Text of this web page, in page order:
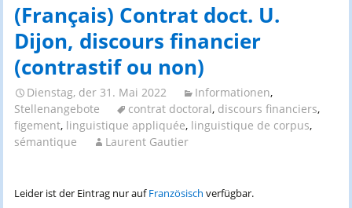
(Français) Contrat doct. U.
Dijon, discours financier
(contrastif ou non)
Dienstag, der 31. Mai 2022 Informationen,
Stellenangebote
contrat doctoral, discours financiers,
figement, linguistique appliquée, linguistique de corpus,
sémantique
Laurent Gautier
Leider ist der Eintrag nur aufFranzösisch verfügbar.